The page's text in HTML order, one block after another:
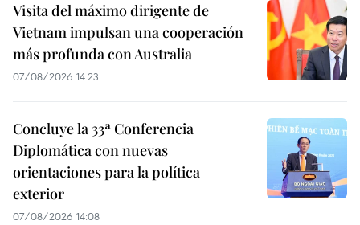
Visita del máximo dirigente de
Vietnam impulsan una cooperación
más profunda con Australia
07/08/2026 14:23
Concluye la 33ª Conferencia
Diplomática con nuevas
orientaciones para la política
exterior
07/08/2026 14:08